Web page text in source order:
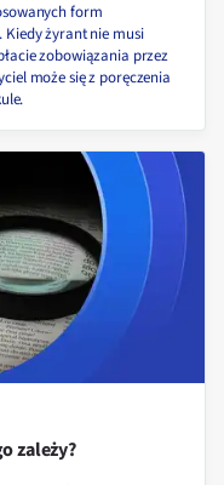
form
Kiedy żyrant nie musi
zobowiązania przez
może się z poręczenia
zależy?